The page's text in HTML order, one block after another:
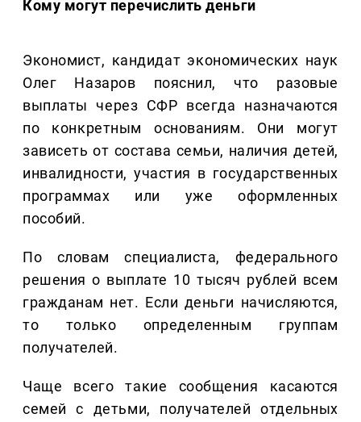
Кому могут перечислить деньги
Экономист, кандидат экономических наук
Олег Назаров пояснил, что разовые
выплаты через СФР всегда назначаются
по конкретным основаниям. Они могут
зависеть от состава семьи, наличия детей,
инвалидности, участия в государственных
программах или уже оформленных
пособий.
По словам специалиста, федерального
решения о выплате 10 тысяч рублей всем
гражданам нет. Если деньги начисляются,
то только определенным группам
получателей.
Чаще всего такие сообщения касаются
семей с детьми, получателей отдельных